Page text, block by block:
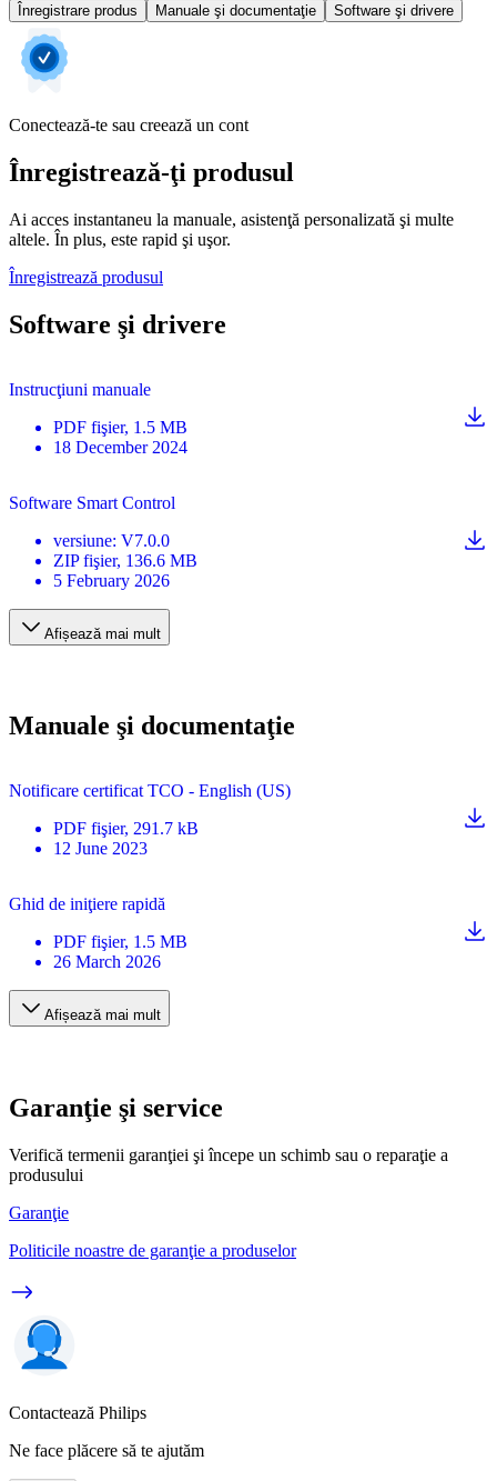
Înregistrare produs Manuale şi documentaţie Software şi drivere
Conectează-te sau creează un cont
Înregistrează-ţi produsul
Ai acces instantaneu la manuale, asistenţă personalizată şi multe
altele. În plus, este rapid şi uşor.
Înregistrează produsul
Software şi drivere
Instrucţiuni manuale
PDF fişier, 1.5 MB
18 December 2024
Software Smart Control
versiune: V7.0.0
ZIP fişier, 136.6 MB
5 February 2026
Afișează mai mult
Manuale şi documentaţie
Notificare certificat TCO - English (US)
PDF fişier, 291.7 kB
12 June 2023
Ghid de iniţiere rapidă
PDF fişier, 1.5 MB
26 March 2026
Afișează mai mult
Garanţie şi service
Verifică termenii garanţiei şi începe un schimb sau o reparaţie a
produsului
Garanţie
Politicile noastre de garanţie a produselor
Contactează Philips
Ne face plăcere să te ajutăm